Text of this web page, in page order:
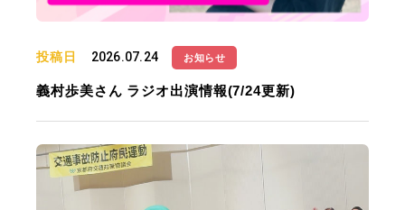
投稿日 2026.07.24 お知らせ
義村歩美さん ラジオ出演情報(7/24更新)